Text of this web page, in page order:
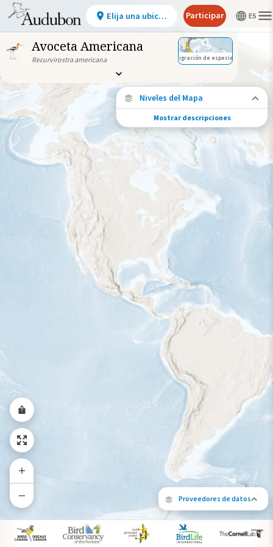
Avoceta Americana
Recurvirostra americana Migración de especies
Proveedores de datos
Niveles del Mapa
Conexiones de especies
Elija cualquier ubicación en el mapa para
ver dónde más se han vuelto a encontrar
aves marcadas de esta especie.
Ubicaciones con disponibilidad
Ubicaciones conectadas
Gama de especies por estación
Gama de verano
Rango de invierno
Rango a lo largo del año
Mostrar descripciones
Elija una ubicación Participar